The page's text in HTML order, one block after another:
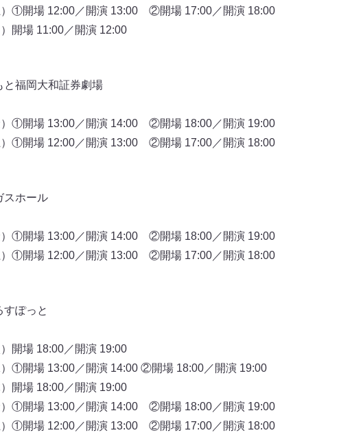
）①開場 12:00／開演 13:00 ②開場 17:00／開演 18:00
開場 11:00／開演 12:00
と福岡大和証券劇場
）①開場 13:00／開演 14:00 ②開場 18:00／開演 19:00
）①開場 12:00／開演 13:00 ②開場 17:00／開演 18:00
スホール
）①開場 13:00／開演 14:00 ②開場 18:00／開演 19:00
）①開場 12:00／開演 13:00 ②開場 17:00／開演 18:00
すぽっと
開場 18:00／開演 19:00
①開場 13:00／開演 14:00 ②開場 18:00／開演 19:00
開場 18:00／開演 19:00
）①開場 13:00／開演 14:00 ②開場 18:00／開演 19:00
）①開場 12:00／開演 13:00 ②開場 17:00／開演 18:00